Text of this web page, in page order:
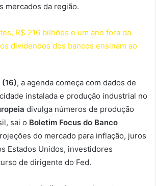
mercados da região.
R$ 216 bilhões e um ano fora da
dividendos dos bancos ensinam ao
, a agenda começa com dados de
instalada e produção industrial no
divulga números de produção
sai o Boletim Focus do Banco
do mercado para inflação, juros
Estados Unidos, investidores
de dirigente do Fed.